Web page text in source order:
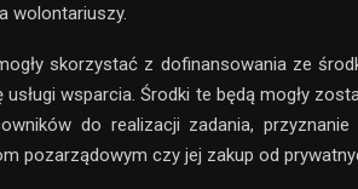
wolontariuszy.
skorzystać z dofinansowania ze
wsparcia. Środki te będą mogły
do realizacji zadania,
pozarządowym czy jej zakup od